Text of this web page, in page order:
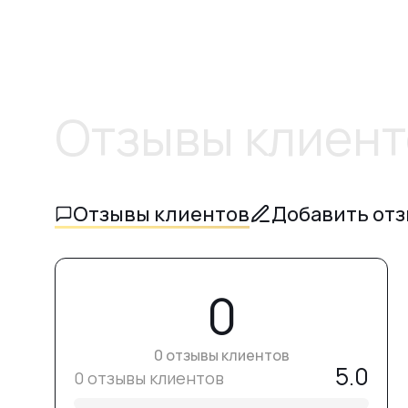
Отзывы клиентов Добавить
0
0 отзывы клиентов
0 отзывы клиентов 5.0